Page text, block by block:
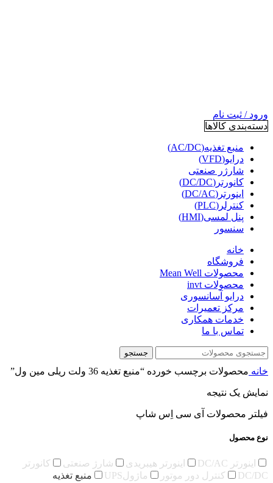
ورود / ثبت نام
دسته‌بندی کالاها
منبع تغذیه(AC/DC)
درایو(VFD)
شارژر صنعتی
کانورتر(DC/DC)
اینورتر(DC/AC)
کنترلر(PLC)
پنل لمسی(HMI)
سنسور
خانه
فروشگاه
محصولات Mean Well
محصولات invt
درایو آسانسوری
مرکز تعمیرات
خدمات همکاری
تماس با ما
جستجو
خانه محصولات برچسب خورده “منبع تغذیه 36 ولت ریلی مین ول”
نمایش یک نتیجه
فیلتر محصولات آی سی اِس شاپ
نوع محصول
اینورتر DC/AC اینورتر هیبریدی شارژ صنعتی
کانورتر
DC/DC
کنترل دور موتور ماژولUPS منبع تغذیه